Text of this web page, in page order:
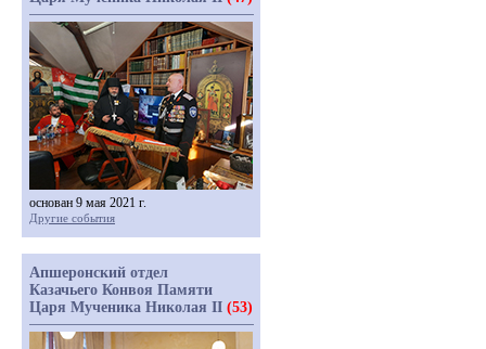
основан 9 мая 2021 г.
Другие события
Апшеронский отдел
Казачьего Конвоя Памяти
Царя Мученика Николая II (53)